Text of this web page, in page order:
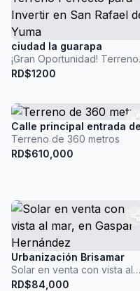
ciudad la guarapa
¡Gran Oportunidad! Terreno
Perfecto para Invertir en San
RD$1200
Terreno de 360 metros
RD$610,000
Urbanización Brisamar
Solar en venta con vista al
mar, en Gaspar Hernández
RD$84,000